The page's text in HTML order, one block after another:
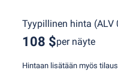
Tyypillinen hinta (ALV
108 $per näyte
Hintaan lisätään myös